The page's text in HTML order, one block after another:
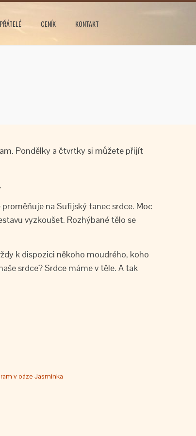
PŘÁTELÉ CENÍK
KONTAKT
Pondělky a čtvrtky si můžete přijít
na Sufijský tanec srdce. Moc
vyzkoušet. Rozhýbané tělo se
k dispozici někoho moudrého, koho
srdce? Srdce máme v těle. A tak
v oáze Jasmínka